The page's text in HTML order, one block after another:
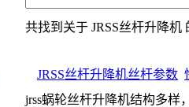
共找到关于 JRSS丝杆升降机
JRSS丝杆升降机丝杆参数
jrss蜗轮丝杆升降机结构多样